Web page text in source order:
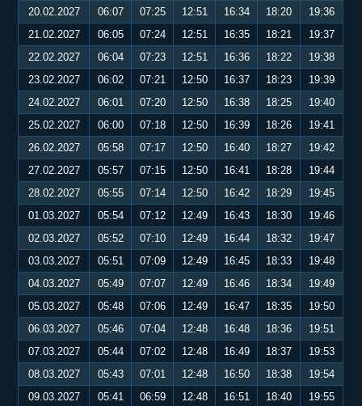
20.02.2027
06:07 07:25 12:51 16:34 18:20
19:36
21.02.2027
06:05 07:24 12:51 16:35 18:21
19:37
22.02.2027
06:04 07:23 12:51 16:36 18:22
19:38
23.02.2027
06:02 07:21 12:50 16:37 18:23
19:39
24.02.2027
06:01 07:20 12:50 16:38 18:25
19:40
25.02.2027
06:00 07:18 12:50 16:39 18:26
19:41
26.02.2027
05:58 07:17 12:50 16:40 18:27
19:42
27.02.2027
05:57 07:15 12:50 16:41 18:28
19:44
28.02.2027
05:55 07:14 12:50 16:42 18:29
19:45
01.03.2027
05:54 07:12 12:49 16:43 18:30
19:46
02.03.2027
05:52 07:10 12:49 16:44 18:32
19:47
03.03.2027
05:51 07:09 12:49 16:45 18:33
19:48
04.03.2027
05:49 07:07 12:49 16:46 18:34
19:49
05.03.2027
05:48 07:06 12:49 16:47 18:35
19:50
06.03.2027
05:46 07:04 12:48 16:48 18:36
19:51
07.03.2027
05:44 07:02 12:48 16:49 18:37
19:53
08.03.2027
05:43 07:01 12:48 16:50 18:38
19:54
09.03.2027
05:41 06:59 12:48 16:51 18:40
19:55